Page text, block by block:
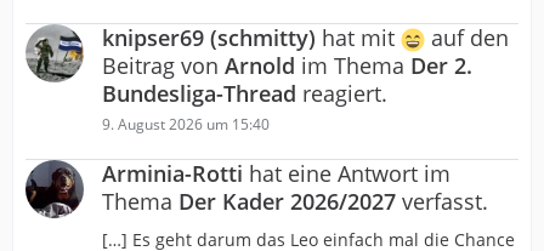
knipser69 (schmitty) hat mit
auf den
Beitrag von Arnold im Thema Der 2.
Bundesliga-Thread reagiert.
9. August 2026 um 15:40
Arminia-Rotti hat eine Antwort im
Thema Der Kader 2026/2027 verfasst.
[…] Es geht darum das Leo einfach mal die Chance